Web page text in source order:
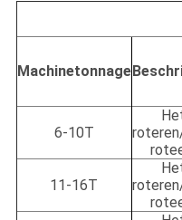
Machinetonnage
6-10T
11-16T